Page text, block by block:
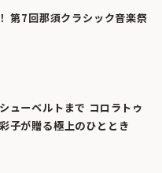
第7回那須クラシック音楽祭
ューベルトまで コロラトゥ
子が贈る極上のひととき